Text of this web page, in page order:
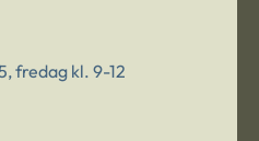
fredag kl. 9-12